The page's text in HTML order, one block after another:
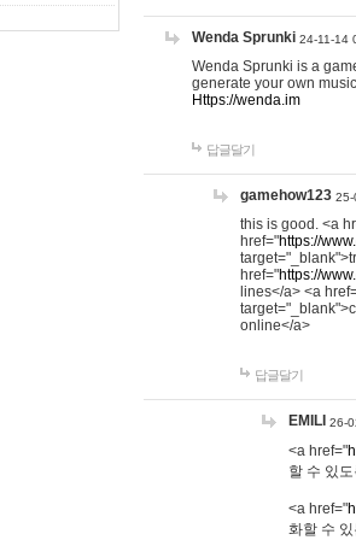
Wenda Sprunki 24-11-14
Wenda Sprunki is a
generate your own
Https://wenda.im
답글달기
gamehow123 25-
this is good. <a
href="https://
href="https://
lines</a> <a
online</a>
답글달기
EMILI 26-
<a href="
할 수 있
<a href="
화할 수